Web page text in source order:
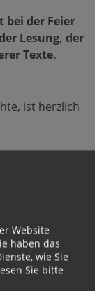
bei der Feier
Lesung, der
Texte.
ist herzlich
zurück
Website
haben das
wie Sie
Sie bitte